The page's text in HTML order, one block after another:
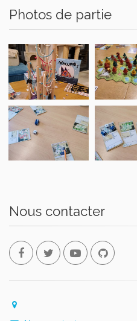
Photos de partie
Nous contacter